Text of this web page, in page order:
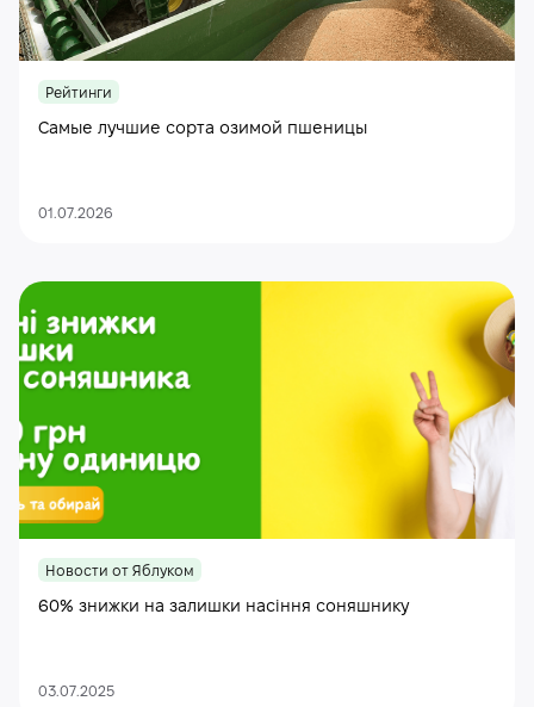
Рейтинги
Самые лучшие сорта озимой пшеницы
01.07.2026
Новости от Яблуком
60% знижки на залишки насіння соняшнику
03.07.2025